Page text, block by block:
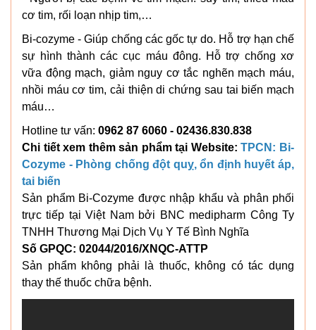
cơ tim, rối loạn nhịp tim,…
Bi-cozyme - Giúp chống các gốc tự do. Hỗ trợ hạn chế
sự hình thành các cục máu đông. Hỗ trợ chống xơ
vữa động mạch, giảm nguy cơ tắc nghẽn mạch máu,
nhồi máu cơ tim, cải thiện di chứng sau tai biến mạch
máu…
Hotline tư vấn: 0962 87 6060 - 02436.830.838
Chi tiết xem thêm sản phẩm tại Website:TPCN: Bi-
Cozyme - Phòng chống đột quỵ, ổn định huyết áp,
tai biến
Sản phẩm Bi-Cozyme được nhập khẩu và phân phối
trực tiếp tại Việt Nam bởi BNC medipharm Công Ty
TNHH Thương Mại Dịch Vụ Y Tế Bình Nghĩa
Số GPQC: 02044/2016/XNQC-ATTP
Sản phẩm không phải là thuốc, không có tác dụng
thay thế thuốc chữa bệnh.